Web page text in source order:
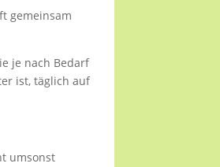
gemeinsam
je nach Bedarf
ist, täglich auf
umsonst